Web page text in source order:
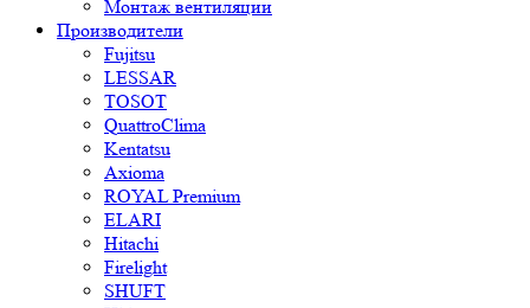
Монтаж вентиляции
Производители
Fujitsu
LESSAR
TOSOT
QuattroClima
Kentatsu
Axioma
ROYAL Premium
ELARI
Hitachi
Firelight
SHUFT